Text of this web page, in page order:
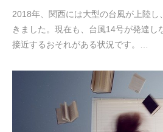
2018年、関西には大型の台風が上陸し
きました。現在も、台風14号が発達し
接近するおそれがある状況です。…